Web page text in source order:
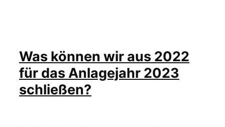
Was können wir aus 2022
für das Anlagejahr 2023
schließen?